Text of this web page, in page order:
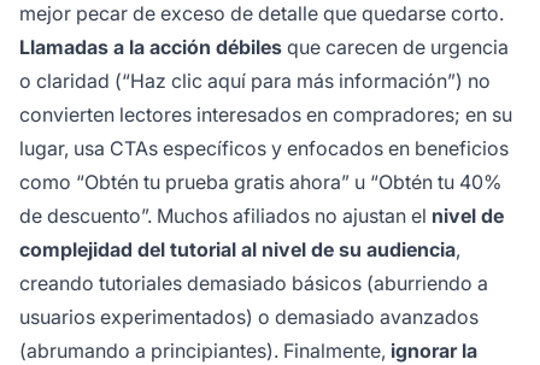
mejor pecar de exceso de detalle que quedarse corto.
Llamadas a la acción débiles que carecen de urgencia
o claridad (“Haz clic aquí para más información”) no
convierten lectores interesados en compradores; en su
lugar, usa CTAs específicos y enfocados en beneficios
como “Obtén tu prueba gratis ahora” u “Obtén tu 40%
de descuento”. Muchos afiliados no ajustan el nivel de
complejidad del tutorial al nivel de su audiencia,
creando tutoriales demasiado básicos (aburriendo a
usuarios experimentados) o demasiado avanzados
(abrumando a principiantes). Finalmente, ignorar la